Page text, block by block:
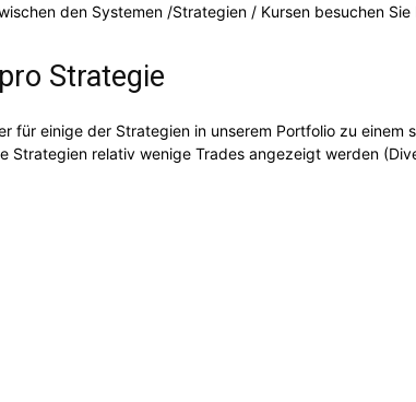
den Systemen /Strategien / Kursen besuchen
Strategie
für einige der Strategien in unserem Portfolio zu
relativ wenige Trades angezeigt werden